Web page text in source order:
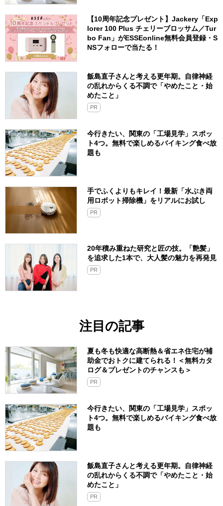
【10周年記念プレゼント】Jackery「Exp
lorer 100 Plus チェリーブロッサム／Tur
bo Fan」がESSEonline無料会員登録・S
NSフォローで当たる！
飯島直子さんと考える更年期。自律神経
の乱れからくる不調で「やめたこと・始
めたこと」
PR
今行きたい、関東の「工場見学」スポッ
ト4つ。無料で楽しめるバイキング食べ放
題も
手でふくよりもキレイ！最新「水ぶき両
用ロボット掃除機」をリアルにお試し
PR
20年積み重ねた研究と匠の技。「艶髪」
を追求した1本で、大人髪の魅力を再発見
PR
注目の記事
夏も冬も快適な高断熱＆省エネ住宅が補
助金でおトクに建てられる！＜無料カタ
ログ＆プレゼントのチャンスも＞
PR
今行きたい、関東の「工場見学」スポッ
ト4つ。無料で楽しめるバイキング食べ放
題も
飯島直子さんと考える更年期。自律神経
の乱れからくる不調で「やめたこと・始
めたこと」
PR